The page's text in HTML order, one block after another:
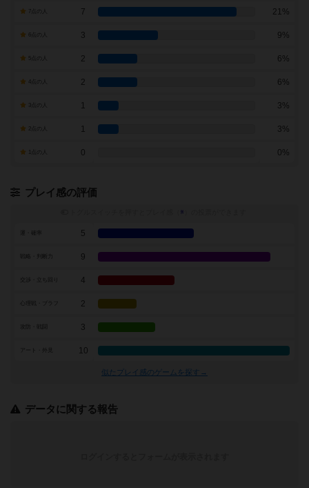
7点の人 7 21%
3 9%
2 6%
2 6%
1 3%
1 3%
0 0%
プレイ感の評価
※
5
戦略・判断力 9
4
2
3
アート・外見 10
似たプレイ感のゲームを探す→
データに関する報告